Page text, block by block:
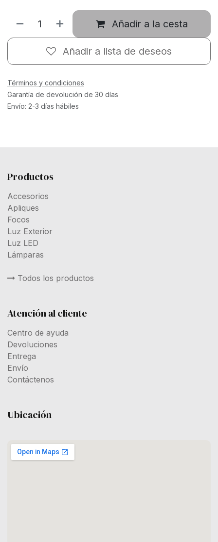
Añadir a la cesta
Añadir a lista de deseos
Términos y condiciones
Garantía de devolución de 30 días
Envío: 2-3 días hábiles
Productos
Accesorios
Apliques
Focos
Luz Exterior
Luz LED
Lámparas
Todos los productos
Atención al cliente
Centro de ayuda
Devoluciones
Entrega
Envío
Contáctenos
Ubicación